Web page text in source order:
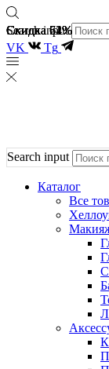
Search input
VK Tg
Search input
Каталог
Все
Скидка 74%
Скидка 62%
Скидка 61%
Скидка 51%